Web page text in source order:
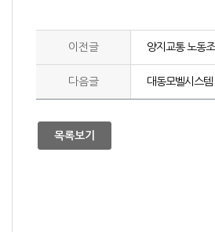
이전글 양지교통 노동
다음글 대동모벨시스
목록보기